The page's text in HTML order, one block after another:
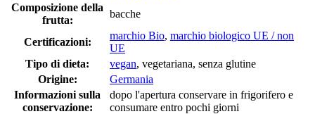
Composizione della
frutta:
bacche
Certificazioni:
marchio Bio, marchio biologico UE / non
UE
Tipo di dieta:
vegan, vegetariana, senza glutine
Origine:
Germania
Informazioni sulla
conservazione:
dopo l'apertura conservare in frigorifero e
consumare entro pochi giorni